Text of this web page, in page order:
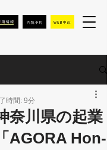
奈川県の起業
AGORA Hon-
時間: 9分